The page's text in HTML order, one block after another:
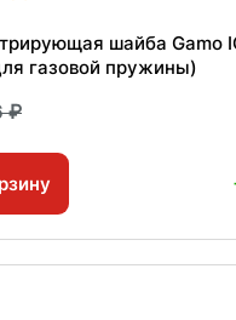
шайба Gamo
газовой пружины)